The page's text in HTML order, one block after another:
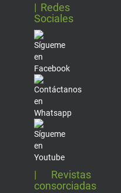
| Redes
Sociales
| Revistas
consorciadas